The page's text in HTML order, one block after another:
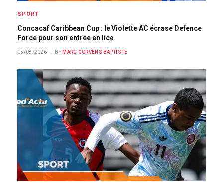
SPORT
Concacaf Caribbean Cup : le Violette AC écrase Defence
Force pour son entrée en lice
05/08/2026 BY MARC GORVENS BAPTISTE